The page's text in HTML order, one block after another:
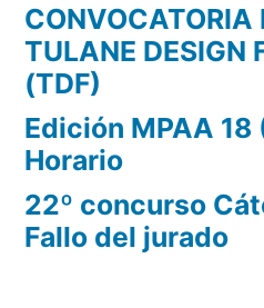
CONVOCATORIA
TULANE DESIGN
(TDF)
Edición MPAA 18
Horario
22º concurso
Fallo del jurado